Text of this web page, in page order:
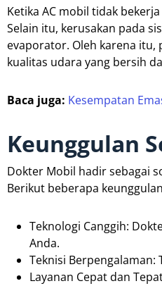
Ketika AC mobil tidak
Selain itu, kerusakan pada
evaporator. Oleh karena itu,
kualitas udara yang bersih
Baca juga: Kesempatan
Keunggulan
Dokter Mobil hadir sebagai
Berikut beberapa
Teknologi Canggih:
Anda.
Teknisi
Layanan Cepat dan